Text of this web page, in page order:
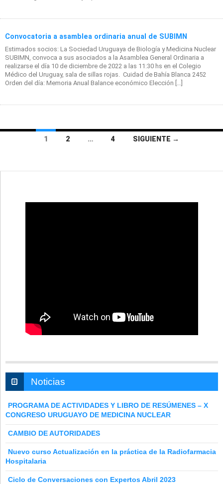
Convocatoria a asamblea ordinaria anual de SUBIMN
Estimados socios: La Sociedad Uruguaya de Biología y Medicina Nuclear
SUBIMN, convoca a sus asociados a la Asamblea General Ordinaria a
realizarse el día 10 de diciembre de 2022 a las 11:30 hs en el Colegio
Médico del Uruguay, sala de sillas rojas. Cuidad de Bahía Blanca 2452
Orden del día: Memoria Anual Balance económico Elección […]
Navegación
de
1 2 … 4 SIGUIENTE →
Noticias
PROGRAMA DE ACTIVIDADES Y LIBRO DE RESÚMENES – X
CONGRESO URUGUAYO DE MEDICINA NUCLEAR
CAMBIO DE AUTORIDADES
Nuevo curso Actualización en la práctica de la Radiofarmacia
Hospitalaria
Ciclo de Conversaciones con Expertos Abril 2023